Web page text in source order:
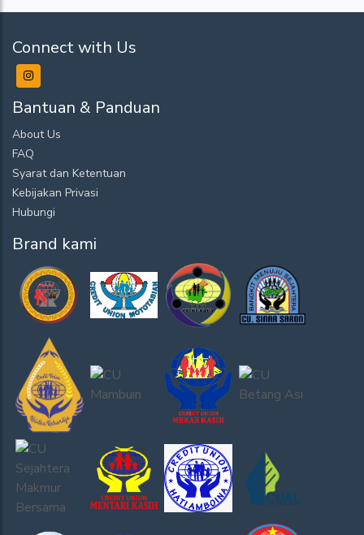
Connect with Us
Bantuan & Panduan
About Us
FAQ
Syarat dan Ketentuan
Kebijakan Privasi
Hubungi
Brand kami